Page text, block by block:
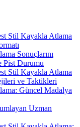
Stil Kayakla Atlama
Sonuçlarını
Pist Durumu
Stil Kayakla Atlama
ve Taktikleri
Güncel Madalya
Uzman